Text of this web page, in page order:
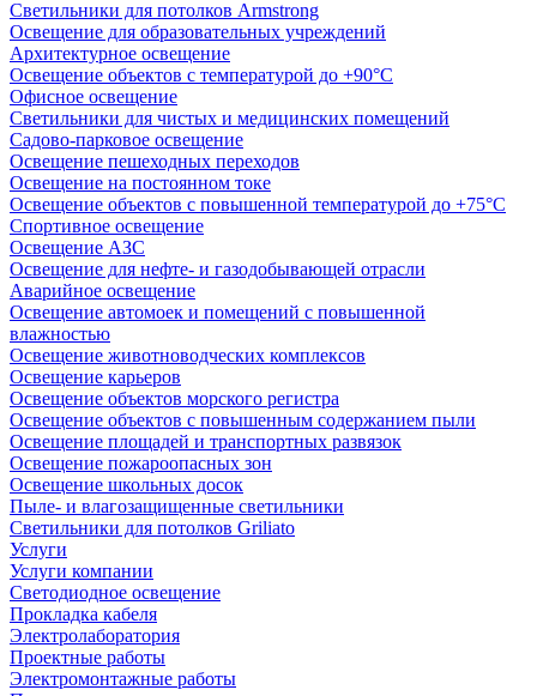
Светильники для потолков Armstrong
Освещение для образовательных учреждений
Архитектурное освещение
Освещение объектов с температурой до +90°С
Офисное освещение
Светильники для чистых и медицинских помещений
Садово-парковое освещение
Освещение пешеходных переходов
Освещение на постоянном токе
Освещение объектов с повышенной температурой до +75°C
Спортивное освещение
Освещение АЗС
Освещение для нефте- и газодобывающей отрасли
Аварийное освещение
Освещение автомоек и помещений с повышенной
влажностью
Освещение животноводческих комплексов
Освещение карьеров
Освещение объектов морского регистра
Освещение объектов с повышенным содержанием пыли
Освещение площадей и транспортных развязок
Освещение пожароопасных зон
Освещение школьных досок
Пыле- и влагозащищенные светильники
Светильники для потолков Griliato
Услуги
Услуги компании
Светодиодное освещение
Прокладка кабеля
Электролаборатория
Проектные работы
Электромонтажные работы